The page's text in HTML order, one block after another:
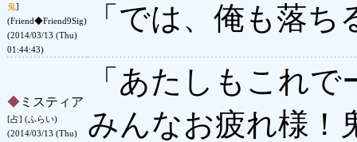
鬼]
(Friend◆Friend9Sig)
(2014/03/13 (Thu)
01:44:43)
「では、俺も落
◆ ミスティア
[占] (ふらい)
(2014/03/13 (Thu)
「あたしもこれで
みんなお疲れ様！